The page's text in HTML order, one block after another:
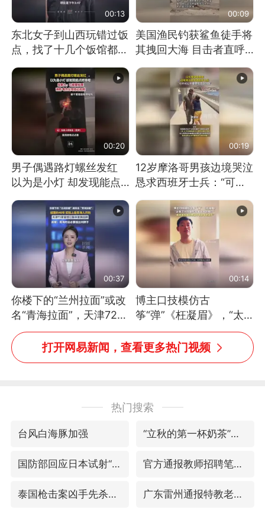
00:13
东北女子到山西玩错过饭
点，找了十几个饭馆都没
00:09
美国渔民钓获鲨鱼徒手将
其拽回大海 目击者直呼
消息）
00:20
男子偶遇路灯螺丝发红
以为是小灯 却发现能点
处理
00:19
12岁摩洛哥男孩边境哭泣
恳求西班牙士兵：“可不
00:37
你楼下的“兰州拉面”或改
名“青海拉面”，天津72家
面馆已集体更换招牌
00:14
博主口技模仿古
筝“弹”《枉凝眉》，“太
像了～你是吃古筝长大的
吗？”“或将成为首位考级
不带古筝的选手。”（来
打开网易新闻，查看更多热门视频
热门搜索
台风白海豚加强 “立秋的第一杯奶茶”又爆单了
国防部回应日本试射“战斧”导弹 官方通报教师招聘笔试前13名被淘汰
泰国枪击案凶手先杀祖父母后行凶 广东雷州通报特教老师招聘违规事件